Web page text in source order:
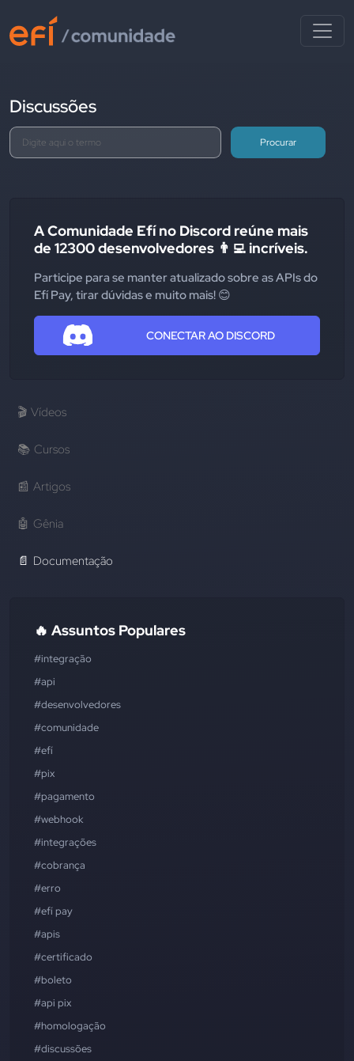
Discussões
Procurar
A Comunidade Efí no Discord reúne mais
de 12300 desenvolvedores 👨‍💻 incríveis.
Participe para se manter atualizado sobre as APIs do
Efí Pay, tirar dúvidas e muito mais! 😊
CONECTAR AO DISCORD
🎬 Vídeos
📚 Cursos
📰 Artigos
🤖 Gênia
📄 Documentação
🔥 Assuntos Populares
#integração
#api
#desenvolvedores
#comunidade
#efí
#pix
#pagamento
#webhook
#integrações
#cobrança
#erro
#efí pay
#apis
#certificado
#boleto
#api pix
#homologação
#discussões